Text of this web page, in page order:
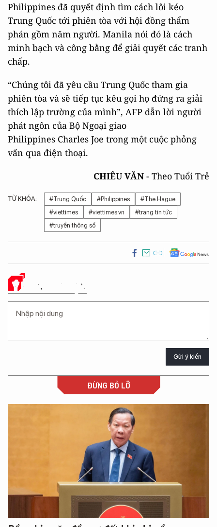
Philippines đã quyết định tìm cách lôi kéo
Trung Quốc tới phiên tòa với hội đồng thẩm
phán gồm năm người. Manila nói đó là cách
minh bạch và công bằng để giải quyết các tranh
chấp.
“Chúng tôi đã yêu cầu Trung Quốc tham gia
phiên tòa và sẽ tiếp tục kêu gọi họ đứng ra giải
thích lập trường của mình”, AFP dẫn lời người
phát ngôn của Bộ Ngoại giao
Philippines Charles Joe trong một cuộc phỏng
vấn qua điện thoại.
CHIÊU VĂN - Theo Tuổi Trẻ
TỪ KHÓA: #Trung Quốc #Philippines
#The Hague
#viettimes
#viettimes.vn
#trang tin tức
#truyền thông số
Ý KIẾN CỦA BẠN
Gửi ý kiến
ĐỪNG BỎ LỠ